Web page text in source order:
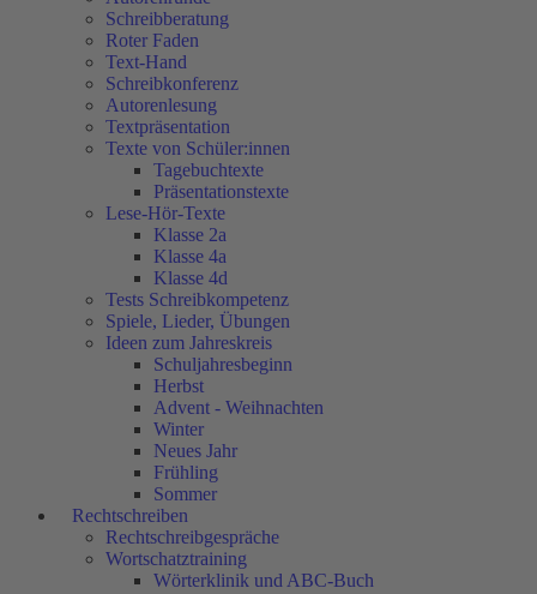
Schreibberatung
Roter Faden
Text-Hand
Schreibkonferenz
Autorenlesung
Textpräsentation
Texte von Schüler:innen
Tagebuchtexte
Präsentationstexte
Lese-Hör-Texte
Klasse 2a
Klasse 4a
Klasse 4d
Tests Schreibkompetenz
Spiele, Lieder, Übungen
Ideen zum Jahreskreis
Schuljahresbeginn
Herbst
Advent - Weihnachten
Winter
Neues Jahr
Frühling
Sommer
Rechtschreiben
Rechtschreibgespräche
Wortschatztraining
Wörterklinik und ABC-Buch